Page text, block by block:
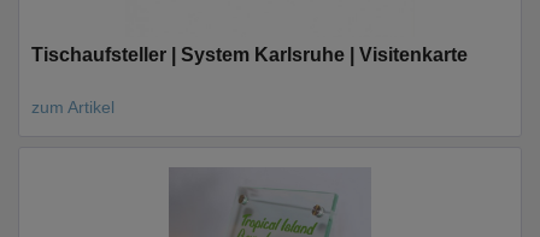
Tischaufsteller | System Karlsruhe | Visitenkarte
zum Artikel